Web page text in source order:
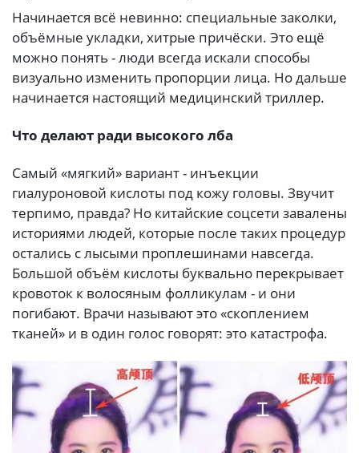
Начинается всё невинно: специальные заколки,
объёмные укладки, хитрые причёски. Это ещё
можно понять - люди всегда искали способы
визуально изменить пропорции лица. Но дальше
начинается настоящий медицинский триллер.
Что делают ради высокого лба
Самый «мягкий» вариант - инъекции
гиалуроновой кислоты под кожу головы. Звучит
терпимо, правда? Но китайские соцсети завалены
историями людей, которые после таких процедур
остались с лысыми проплешинами навсегда.
Большой объём кислоты буквально перекрывает
кровоток к волосяным фолликулам - и они
погибают. Врачи называют это «скоплением
тканей» и в один голос говорят: это катастрофа.